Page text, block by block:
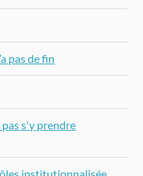
pas de fin
s'y prendre